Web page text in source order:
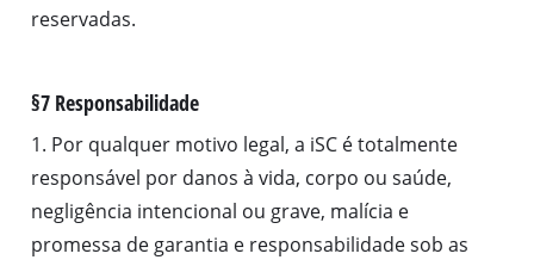
reservadas.
§7 Responsabilidade
1. Por qualquer motivo legal, a iSC é totalmente
responsável por danos à vida, corpo ou saúde,
negligência intencional ou grave, malícia e
promessa de garantia e responsabilidade sob as